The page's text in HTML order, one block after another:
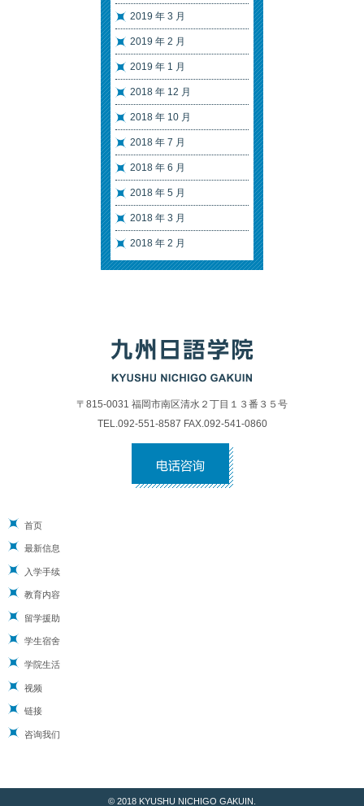
2019 年 3 月
2019 年 2 月
2019 年 1 月
2018 年 12 月
2018 年 10 月
2018 年 7 月
2018 年 6 月
2018 年 5 月
2018 年 3 月
2018 年 2 月
〒815-0031 福岡市南区清水２丁目１３番３５号
TEL.092-551-8587 FAX.092-541-0860
首页
最新信息
入学手续
教育内容
留学援助
学生宿舍
学院生活
视频
链接
咨询我们
© 2018 KYUSHU NICHIGO GAKUIN.